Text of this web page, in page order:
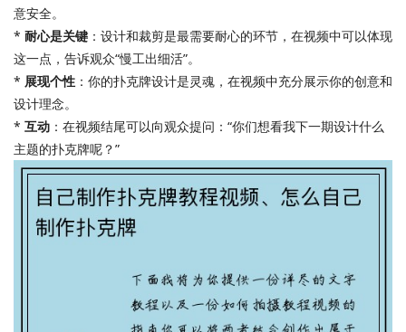
意安全。
* 耐心是关键 ：设计和裁剪是最需要耐心的环节，在视频中可以体现
这一点，告诉观众“慢工出细活”。
* 展现个性 ：你的扑克牌设计是灵魂，在视频中充分展示你的创意和
设计理念。
* 互动 ：在视频结尾可以向观众提问：“你们想看我下一期设计什么
主题的扑克牌呢？”